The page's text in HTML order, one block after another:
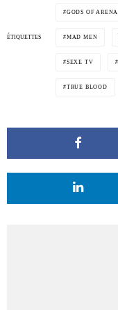
ÉTIQUETTES
GODS OF ARENA
MAD MEN
SEXE TV
TRUE BLOOD